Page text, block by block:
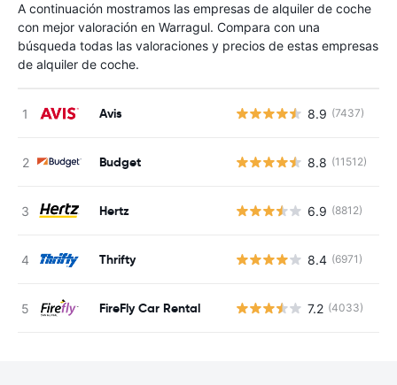
A continuación mostramos las empresas de alquiler de coche
con mejor valoración en Warragul. Compara con una
búsqueda todas las valoraciones y precios de estas empresas
de alquiler de coche.
Avis 8.9 (7437)
Budget 8.8 (11512)
Hertz 6.9 (8812)
Thrifty 8.4 (6971)
FireFly Car Rental 7.2 (4033)